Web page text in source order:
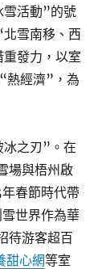
雪活動”的號
雪南移、西
發力，以室
熱經濟”，為
之刃”。在
場與梧州啟
春節時代帶
世界作為華
待游客超百
甜心網等室